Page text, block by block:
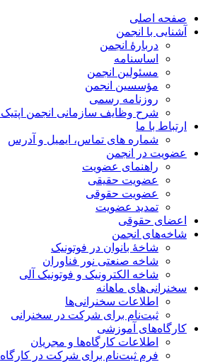
صفحه اصلی
آشنایی با انجمن
دربارۀ انجمن
اساسنامه
مسئولین انجمن
مؤسسین انجمن
روزنامه رسمی
شرح وظایف سازمانی انجمن اپتیک و
ارتباط با ما
شماره های تماس، ایمیل و آدرس
عضویت در انجمن
راهنمای عضویت
عضویت حقیقی
عضویت حقوقی
تمدید عضویت
اعضای حقوقی
شاخه‌های انجمن
شاخۀ بانوان در فوتونیک
شاخه صنعتی نور فناوران
شاخه‌ الکترونیک و فوتونیک آلی
سخنرانی‌های ماهانه
اطلاعات سخنرانی‌‌ها
ثبت‌نام برای شرکت در سخنرانی
کارگاه‌های آموزشی
اطلاعات کارگاه‌ها و مجریان
فرم ثبت‌نام برای شرکت در کارگاه